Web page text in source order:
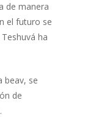
de manera
el futuro se
ha
beav, se
de